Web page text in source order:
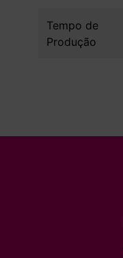
Tempo de
Produção